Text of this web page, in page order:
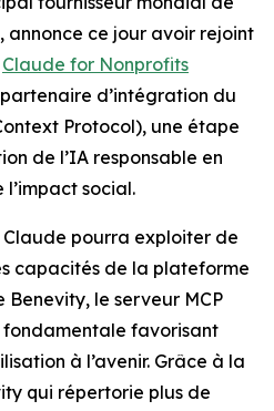
annonce ce jour avoir rejoint
Claude for Nonprofits
d’intégration du
Protocol), une étape
de l’IA responsable en
social.
pourra exploiter de
capacités de la plateforme
Benevity, le serveur MCP
favorisant
à l’avenir. Grâce à la
qui répertorie plus de